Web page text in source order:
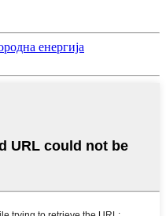
енергија